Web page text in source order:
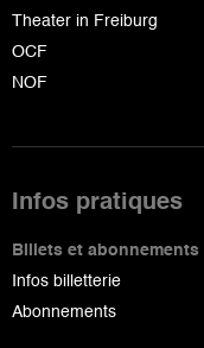
Theater in Freiburg
OCF
NOF
Infos pratiques
Billets et abonnements
Infos billetterie
Abonnements